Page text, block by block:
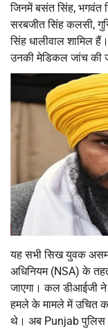
जिनमें बसंत सिंह, भगवंत
सरबजीत सिंह कलसी,
सिंह धालीवाल शामिल
उनकी मेडिकल जांच की
यह सभी सिख युवक असम
अधिनियम (NSA) के
जाएगा। कल डीआईजी ने
हमले के मामले में उचित
थे। अब Punjab पुलिस